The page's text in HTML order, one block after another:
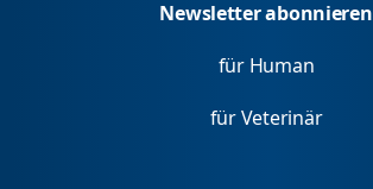
Newsletter abonnieren
für Human
für Veterinär